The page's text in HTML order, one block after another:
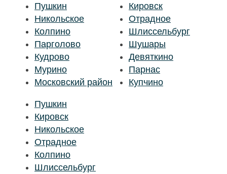
Пушкин
Кировск
Никольское
Отрадное
Колпино
Шлиссельбург
Парголово
Шушары
Кудрово
Девяткино
Мурино
Парнас
Московский район
Купчино
Пушкин
Кировск
Никольское
Отрадное
Колпино
Шлиссельбург